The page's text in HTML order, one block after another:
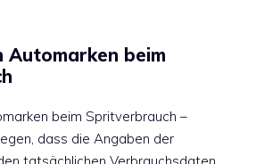
Automarken beim
beim Spritverbrauch –
dass die Angaben der